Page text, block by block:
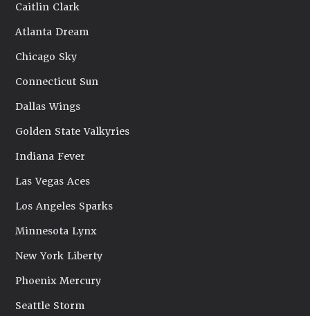
Caitlin Clark
Atlanta Dream
Chicago Sky
Connecticut Sun
Dallas Wings
Golden State Valkyries
Indiana Fever
Las Vegas Aces
Los Angeles Sparks
Minnesota Lynx
New York Liberty
Phoenix Mercury
Seattle Storm